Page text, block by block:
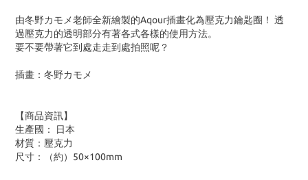
由冬野カモメ老師全新繪製的Aqour插畫化為壓克力鑰匙圈！ 透
過壓克力的透明部分有著各式各樣的使用方法。
要不要帶著它到處走走到處拍照呢？
插畫：冬野カモメ
【商品資訊】
生產國： 日本
材質 ：壓克力
尺寸 ：（約）50×100mm